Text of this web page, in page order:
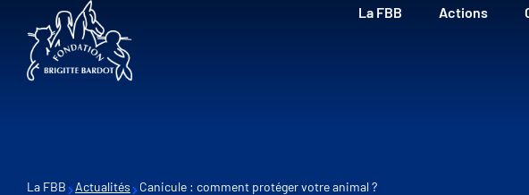
La FBB Actions
La FBB Actualités Canicule : comment protéger votre animal ?